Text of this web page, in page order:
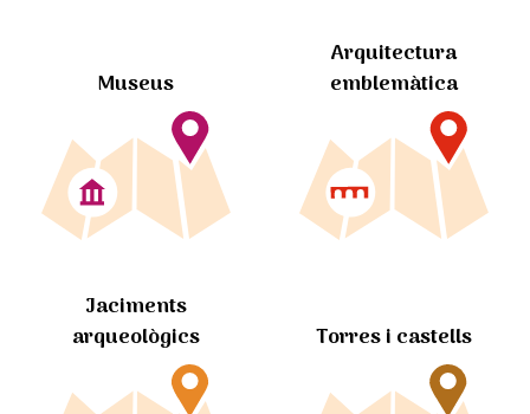
Museus
Arquitectura
emblemàtica
Jaciments
arqueològics
Torres i castells